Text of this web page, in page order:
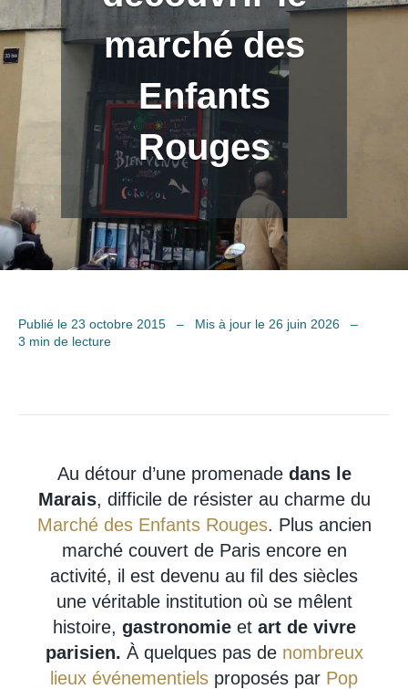
marché des
Enfants
Rouges
Publié le 23 octobre 2015 – Mis à jour le 26 juin 2026
–
3 min de lecture
Au détour d’une promenade dans le
Marais, difficile de résister au charme du
Marché des Enfants Rouges. Plus ancien
marché couvert de Paris encore en
activité, il est devenu au fil des siècles
une véritable institution où se mêlent
histoire, gastronomieetart de vivre
parisien. À quelques pas de nombreux
lieux événementiels proposés par Pop